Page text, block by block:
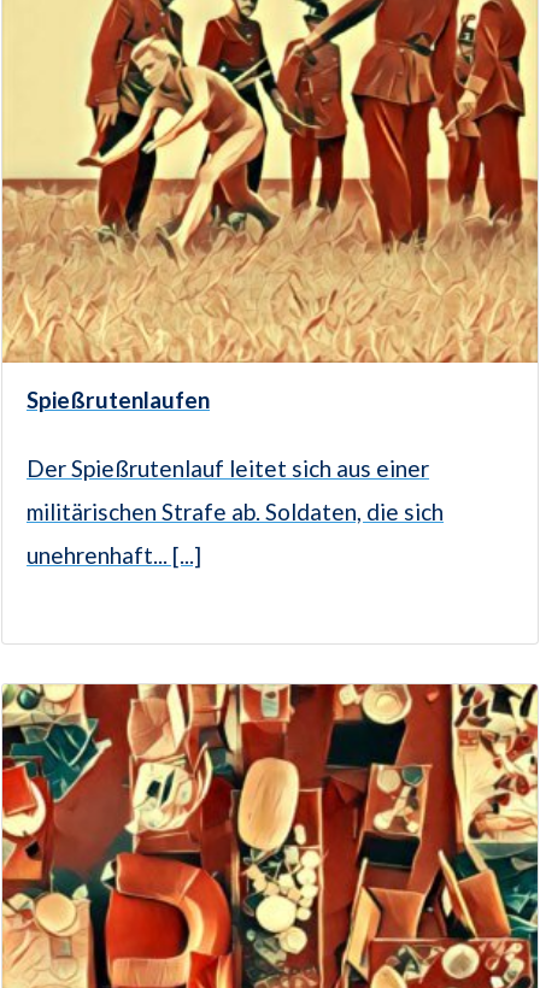
Spießrutenlaufen
Der Spießrutenlauf leitet sich aus einer
militärischen Strafe ab. Soldaten, die sich
unehrenhaft... [...]